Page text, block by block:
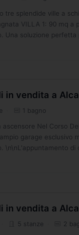
tre splendide ville a
VILLA 1: 90 mq a
Una soluzione perfetta
in vendita a
1 bagno
Nel Corso
garage esclusivo
\n\nL'appuntamento di
in vendita a
5 stanze 2